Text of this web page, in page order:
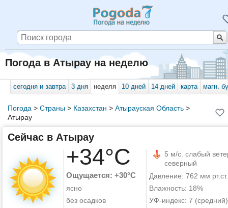
Погода в Атырау на неделю
сегодня и завтра 3 дня неделя 10 дней 14 дней карта магн.
Погода > Страны> Казахстан > Атырауская Область>
Атырау
Сейчас в Атырау
+34°C
Ощущается: +30°C
ясно
без осадков
5 м/с. слабый
северный
Давление: 762 мм рт.ст.
Влажность: 18%
УФ-индекс: 7 (средний)